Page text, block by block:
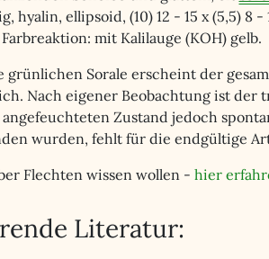
hyalin, ellipsoid, (10) 12 - 15 x (5,5) 8 -
mit Kalilauge (KOH) gelb.
grünlichen Sorale erscheint der
Nach eigener Beobachtung ist der
angefeuchteten Zustand jedoch
wurden, fehlt für die endgültige
Flechten wissen wollen - hier
Literatur: